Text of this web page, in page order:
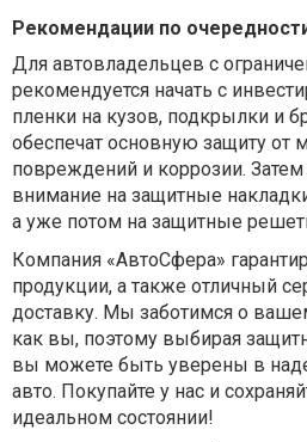
Рекомендации по
Для автовладельцев с
рекомендуется начать с
пленки на кузов, подкрылки и
обеспечат основную защиту от
повреждений и коррозии. Затем
внимание на защитные
а уже потом на защитные
Компания «АвтоСфера»
продукции, а также отличный
доставку. Мы заботимся о
как вы, поэтому выбирая
вы можете быть уверены в
авто. Покупайте у нас и
идеальном состоянии!